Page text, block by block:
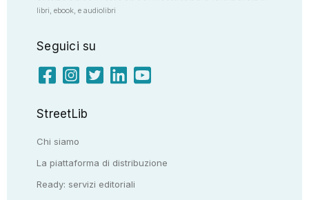
libri, ebook, e audiolibri
Seguici su
StreetLib
Chi siamo
La piattaforma di distribuzione
Ready: servizi editoriali